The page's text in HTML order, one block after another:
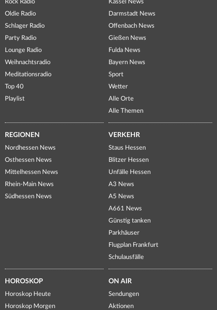
Rock Radio
Oldie Radio
Schlager Radio
Party Radio
Lounge Radio
Weihnachtsradio
Meditationsradio
Top 40
Playlist
Kassel News
Darmstadt News
Offenbach News
Gießen News
Fulda News
Bayern News
Sport
Wetter
Alle Orte
Alle Themen
REGIONEN
Nordhessen News
Osthessen News
Mittelhessen News
Rhein-Main News
Südhessen News
VERKEHR
Staus Hessen
Blitzer Hessen
Unfälle Hessen
A3 News
A5 News
A661 News
Günstig tanken
Parkhäuser
Flugplan Frankfurt
Schulausfälle
HOROSKOP
Horoskop Heute
Horoskop Morgen
ON AIR
Sendungen
Aktionen